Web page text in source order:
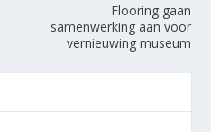
Flooring gaan
samenwerking aan voor
vernieuwing museum